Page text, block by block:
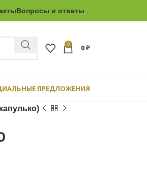
Вопросы и ответы
0 0₽
ПРЕДЛОЖЕНИЯ